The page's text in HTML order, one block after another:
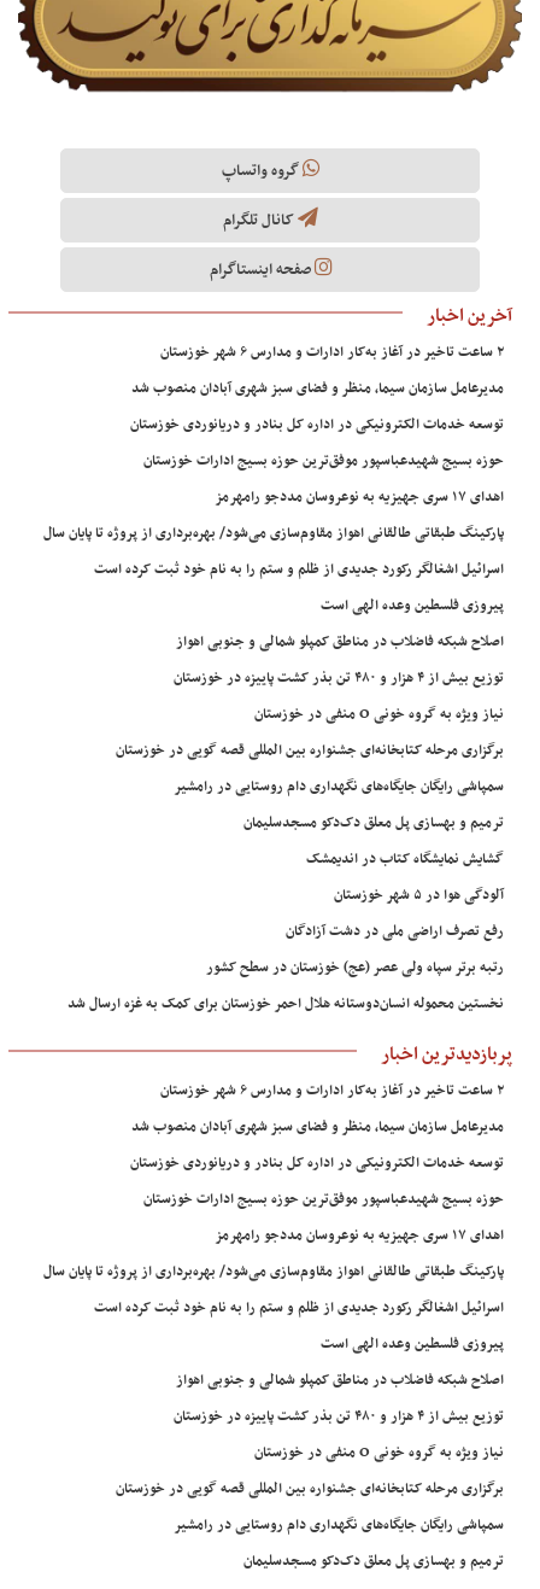
گروه واتساپ
کانال تلگرام
صفحه اینستاگرام
آخرین اخبار
۲ ساعت تاخیر در آغاز به‌کار ادارات و مدارس ۶ شهر خوزستان
مدیرعامل سازمان سیما، منظر و فضای سبز شهری آبادان منصوب شد
توسعه خدمات الکترونیکی در اداره کل بنادر و دریانوردی خوزستان
حوزه بسیج شهیدعباسپور موفق‌ترین حوزه بسیج ادارات خوزستان
اهدای ۱۷ سری جهیزیه به نوعروسان مددجو رامهرمز
پارکینگ طبقاتی طالقانی اهواز مقاوم‌سازی می‌شود/ بهره‌برداری از پروژه تا پایان سال
اسرائیل اشغالگر رکورد جدیدی از ظلم و ستم را به نام خود ثبت کرده است
پیروزی فلسطین وعده الهی است
اصلاح شبکه فاضلاب در مناطق کمپلو شمالی و جنوبی اهواز
توزیع بیش از ۴ هزار و ۴۸۰ تن بذر کشت پاییزه در خوزستان
نیاز ویژه به گروه خونی O منفی در خوزستان
برگزاری مرحله کتابخانه‌ای جشنواره بین المللی قصه گویی در خوزستان
سمپاشی رایگان جایگاه‌های نگهداری دام روستایی در رامشیر
ترمیم و بهسازی پل معلق دک‌دکو مسجدسلیمان
گشایش نمایشگاه کتاب در اندیمشک
آلودگی هوا در ۵ شهر خوزستان
رفع تصرف اراضی ملی در دشت آزادگان
رتبه برتر سپاه ولی عصر (عج) خوزستان در سطح کشور
نخستین محموله انسان‌دوستانه هلال احمر خوزستان برای کمک به غزه ارسال شد
پربازدیدترین اخبار
۲ ساعت تاخیر در آغاز به‌کار ادارات و مدارس ۶ شهر خوزستان
مدیرعامل سازمان سیما، منظر و فضای سبز شهری آبادان منصوب شد
توسعه خدمات الکترونیکی در اداره کل بنادر و دریانوردی خوزستان
حوزه بسیج شهیدعباسپور موفق‌ترین حوزه بسیج ادارات خوزستان
اهدای ۱۷ سری جهیزیه به نوعروسان مددجو رامهرمز
پارکینگ طبقاتی طالقانی اهواز مقاوم‌سازی می‌شود/ بهره‌برداری از پروژه تا پایان سال
اسرائیل اشغالگر رکورد جدیدی از ظلم و ستم را به نام خود ثبت کرده است
پیروزی فلسطین وعده الهی است
اصلاح شبکه فاضلاب در مناطق کمپلو شمالی و جنوبی اهواز
توزیع بیش از ۴ هزار و ۴۸۰ تن بذر کشت پاییزه در خوزستان
نیاز ویژه به گروه خونی O منفی در خوزستان
برگزاری مرحله کتابخانه‌ای جشنواره بین المللی قصه گویی در خوزستان
سمپاشی رایگان جایگاه‌های نگهداری دام روستایی در رامشیر
ترمیم و بهسازی پل معلق دک‌دکو مسجدسلیمان